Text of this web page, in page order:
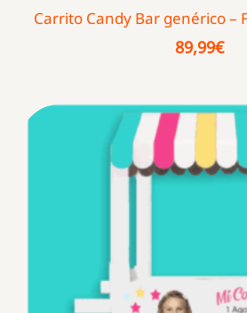
Carrito Candy Bar genérico –
89,99€